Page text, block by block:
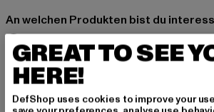
An welchen Produkten bist du
MÄNNER
FRAUEN
E-MAIL
GREAT TO SEE
HERE!
DefShop uses cookies to improve your